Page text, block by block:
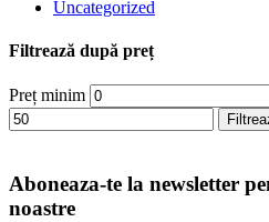
Uncategorized
Filtrează după preț
Preț minim
Aboneaza-te la newsletter
noastre